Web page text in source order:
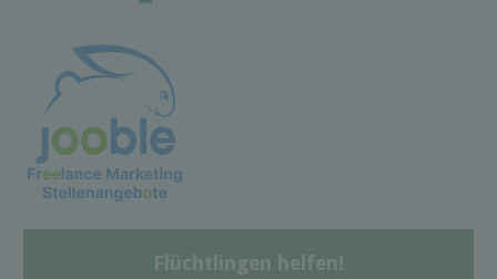
Flüchtlingen helfen!